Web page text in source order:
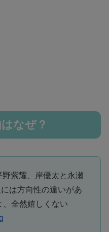
なぜ？
紫耀、岸優太と永瀬
は方向性の違いがあ
、全然嬉しくない